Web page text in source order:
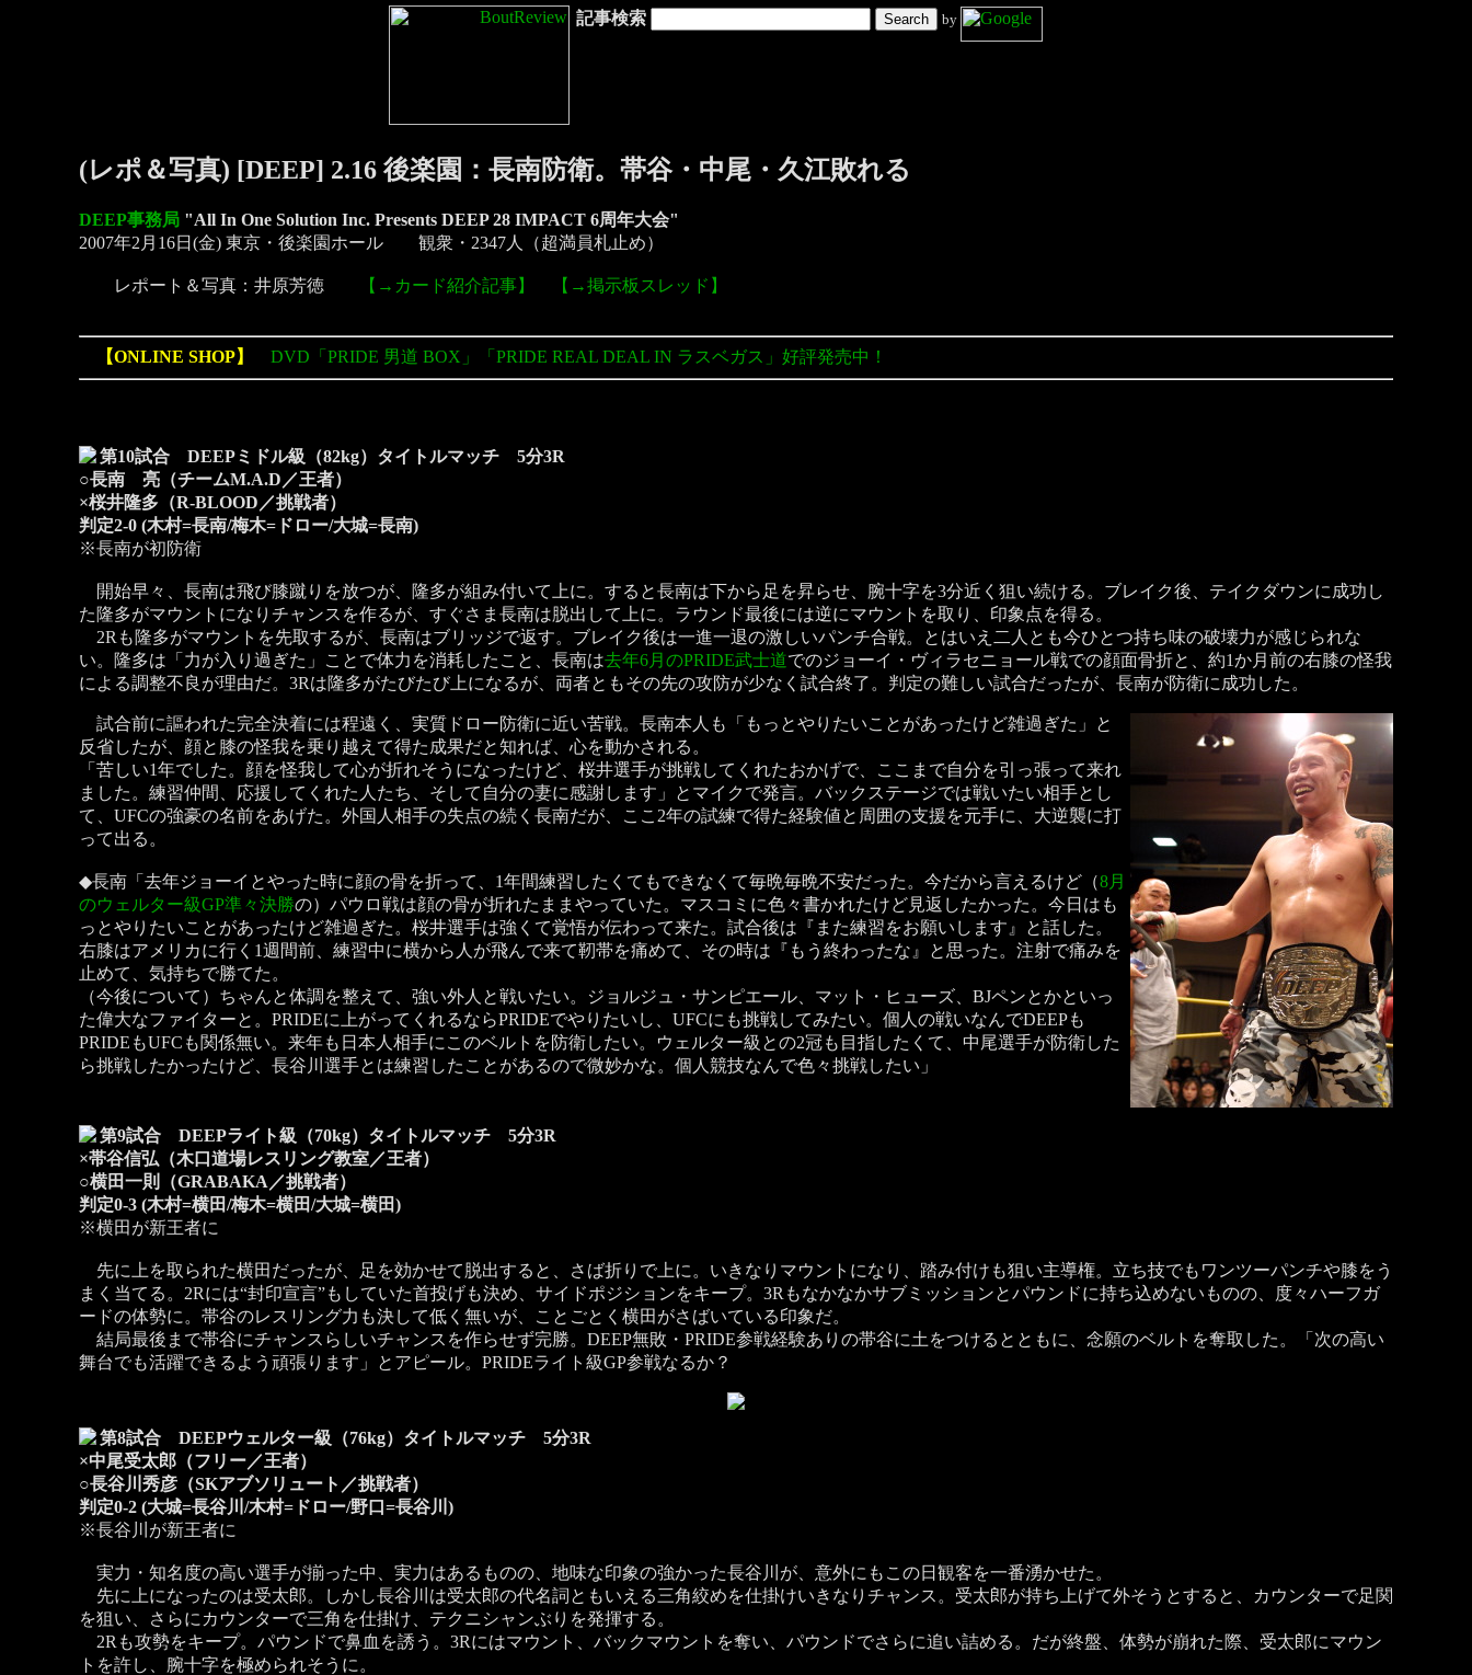
記事検索 by
(レポ＆写真) [DEEP] 2.16 後楽園：長南防衛。帯谷・中尾・久江敗れる
DEEP事務局 "All In One Solution Inc. Presents DEEP 28 IMPACT 6周年大会"
2007年2月16日(金) 東京・後楽園ホール 観衆・2347人（超満員札止め）
レポート＆写真：井原芳徳 【→カード紹介記事】 【→掲示板スレッド】
【ONLINE SHOP】 DVD「PRIDE 男道 BOX」「PRIDE REAL DEAL IN ラスベガス」好評発売中！
第10試合 DEEPミドル級（82kg）タイトルマッチ 5分3R
○長南 亮（チームM.A.D／王者）
×桜井隆多（R-BLOOD／挑戦者）
判定2-0 (木村=長南/梅木=ドロー/大城=長南)
※長南が初防衛
開始早々、長南は飛び膝蹴りを放つが、隆多が組み付いて上に。すると長南は下から足を昇らせ、腕十字を3分近く狙い続ける。ブレイク後、テイクダウンに成功し
た隆多がマウントになりチャンスを作るが、すぐさま長南は脱出して上に。ラウンド最後には逆にマウントを取り、印象点を得る。
2Rも隆多がマウントを先取するが、長南はブリッジで返す。ブレイク後は一進一退の激しいパンチ合戦。とはいえ二人とも今ひとつ持ち味の破壊力が感じられな
い。隆多は「力が入り過ぎた」ことで体力を消耗したこと、長南は去年6月のPRIDE武士道でのジョーイ・ヴィラセニョール戦での顔面骨折と、約1か月前の右膝の怪我
による調整不良が理由だ。3Rは隆多がたびたび上になるが、両者ともその先の攻防が少なく試合終了。判定の難しい試合だったが、長南が防衛に成功した。
試合前に謳われた完全決着には程遠く、実質ドロー防衛に近い苦戦。長南本人も「もっとやりたいことがあったけど雑過ぎた」と
反省したが、顔と膝の怪我を乗り越えて得た成果だと知れば、心を動かされる。
「苦しい1年でした。顔を怪我して心が折れそうになったけど、桜井選手が挑戦してくれたおかげで、ここまで自分を引っ張って来れ
ました。練習仲間、応援してくれた人たち、そして自分の妻に感謝します」とマイクで発言。バックステージでは戦いたい相手とし
て、UFCの強豪の名前をあげた。外国人相手の失点の続く長南だが、ここ2年の試練で得た経験値と周囲の支援を元手に、大逆襲に打
って出る。
◆長南「去年ジョーイとやった時に顔の骨を折って、1年間練習したくてもできなくて毎晩毎晩不安だった。今だから言えるけど（8月
のウェルター級GP準々決勝の）パウロ戦は顔の骨が折れたままやっていた。マスコミに色々書かれたけど見返したかった。今日はも
っとやりたいことがあったけど雑過ぎた。桜井選手は強くて覚悟が伝わって来た。試合後は『また練習をお願いします』と話した。
右膝はアメリカに行く1週間前、練習中に横から人が飛んで来て靭帯を痛めて、その時は『もう終わったな』と思った。注射で痛みを
止めて、気持ちで勝てた。
（今後について）ちゃんと体調を整えて、強い外人と戦いたい。ジョルジュ・サンピエール、マット・ヒューズ、BJペンとかといっ
た偉大なファイターと。PRIDEに上がってくれるならPRIDEでやりたいし、UFCにも挑戦してみたい。個人の戦いなんでDEEPも
PRIDEもUFCも関係無い。来年も日本人相手にこのベルトを防衛したい。ウェルター級との2冠も目指したくて、中尾選手が防衛した
ら挑戦したかったけど、長谷川選手とは練習したことがあるので微妙かな。個人競技なんで色々挑戦したい」
第9試合 DEEPライト級（70kg）タイトルマッチ 5分3R
×帯谷信弘（木口道場レスリング教室／王者）
○横田一則（GRABAKA／挑戦者）
判定0-3 (木村=横田/梅木=横田/大城=横田)
※横田が新王者に
先に上を取られた横田だったが、足を効かせて脱出すると、さば折りで上に。いきなりマウントになり、踏み付けも狙い主導権。立ち技でもワンツーパンチや膝をう
まく当てる。2Rには“封印宣言”もしていた首投げも決め、サイドポジションをキープ。3Rもなかなかサブミッションとパウンドに持ち込めないものの、度々ハーフガ
ードの体勢に。帯谷のレスリング力も決して低く無いが、ことごとく横田がさばいている印象だ。
結局最後まで帯谷にチャンスらしいチャンスを作らせず完勝。DEEP無敗・PRIDE参戦経験ありの帯谷に土をつけるとともに、念願のベルトを奪取した。「次の高い
舞台でも活躍できるよう頑張ります」とアピール。PRIDEライト級GP参戦なるか？
第8試合 DEEPウェルター級（76kg）タイトルマッチ 5分3R
×中尾受太郎（フリー／王者）
○長谷川秀彦（SKアブソリュート／挑戦者）
判定0-2 (大城=長谷川/木村=ドロー/野口=長谷川)
※長谷川が新王者に
実力・知名度の高い選手が揃った中、実力はあるものの、地味な印象の強かった長谷川が、意外にもこの日観客を一番湧かせた。
先に上になったのは受太郎。しかし長谷川は受太郎の代名詞ともいえる三角絞めを仕掛けいきなりチャンス。受太郎が持ち上げて外そうとすると、カウンターで足関
を狙い、さらにカウンターで三角を仕掛け、テクニシャンぶりを発揮する。
2Rも攻勢をキープ。パウンドで鼻血を誘う。3Rにはマウント、バックマウントを奪い、パウンドでさらに追い詰める。だが終盤、体勢が崩れた際、受太郎にマウン
トを許し、腕十字を極められそうに。